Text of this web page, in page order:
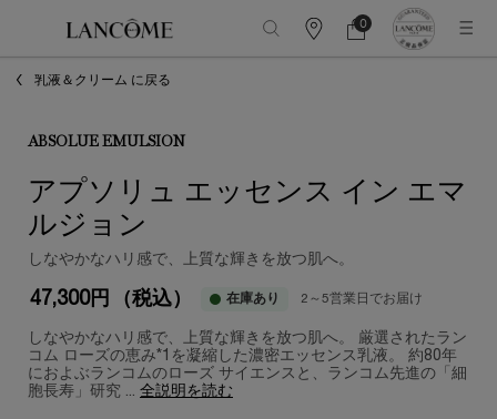
カ
カ
ー
0
0 カート内の製品
乳液＆クリーム に戻る
ABSOLUE EMULSION
アプソリュ エッセンス イン エマ
ルジョン
しなやかなハリ感で、上質な輝きを放つ肌へ。
47,300円 （税込） 在庫あり 2～5営業日でお届け
しなやかなハリ感で、上質な輝きを放つ肌へ。 厳選されたラン
コム ローズの恵み*1を凝縮した濃密エッセンス乳液。 約80年
におよぶランコムのローズ サイエンスと、ランコム先進の「細
胞長寿​」研究 ... 全説明を読む